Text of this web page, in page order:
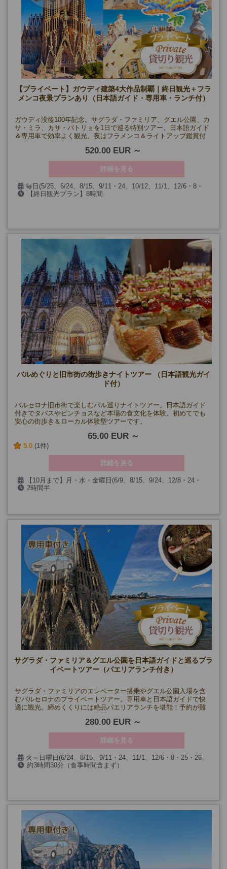
【プライベート】ガウディ建築4大作品制覇｜終日観光＋フラ
メンコ夜景プランあり（日本語ガイド・専用車・ランチ付）
ガウディ没後100年記念。サグラダ・ファミリア、グエル公園、カ
サ・ミラ、カサ・バトリョを1日で巡る特別ツアー。日本語ガイド
＆専用車で効率よく観光。夜はフラメンコ＆ライトアップ鑑賞付
520.00 EUR
詳細を見る
毎日(5/25、6/24、8/15、9/11・24、10/12、11/1、12/6・8・
24・25・26・31、1/1・6、およびサグラダ・ファミリア閉館日)
【終日観光プラン】8時間
バルめぐりと旧市街の街歩きナイトツアー （日本語観光ガイ
ド付）
バルセロナ旧市街で楽しむバル巡りナイトツアー。日本語ガイド
付きでタパスやピンチョスなど本場の食文化を体験。初めてでも
安心の街歩き＆ローカル体験型ツアーです。
65.00 EUR
5.0 (1件)
詳細を見る
【10月まで】月・水・金曜日(6/9、8/15、9/24、12/8・24・
26・31を除く)
催行確定日
2時間半
サグラダ・ファミリア＆グエル公園を日本語ガイドと巡るプラ
イベートツアー（パエリアランチ付き）
サグラダ・ファミリアのエレベーター搭乗やグエル公園入場を含
むバルセロナのプライベートツアー。専用車と日本語ガイドで快
適に観光。締めくくりには絶品パエリアランチを堪能！予約が難
280.00 EUR
詳細を見る
火～日曜日(6/24、8/15、9/11・24、11/1、12/6・8・25・26、
1/6、およびサグラダ･ファミリア閉館日を除く)
約3時間30分（食事時間含まず）